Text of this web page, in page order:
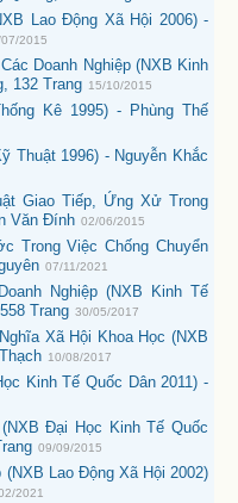
Lao Động Xã Hội 2006) -
2015
Doanh Nghiệp (NXB Kinh
132 Trang 15/10/2015
Kê 1995) - Phùng Thế
Thuật 1996) - Nguyễn Khắc
Giao Tiếp, Ứng Xử Trong
Văn Đính 02/06/2015
Trong Việc Chống Chuyển
07/11/2021
Nghiệp (NXB Kinh Tế
Trang 30/05/2017
Xã Hội Khoa Học (NXB
10/08/2017
Kinh Tế Quốc Dân 2011) -
Đại Học Kinh Tế Quốc
09/09/2015
(NXB Lao Động Xã Hội 2002)
2021